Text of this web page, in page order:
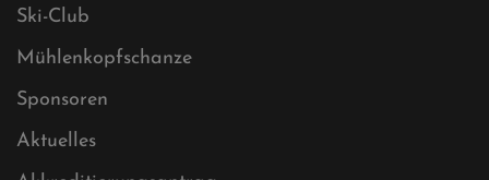
Datenschutz
Impressum
Sitemap